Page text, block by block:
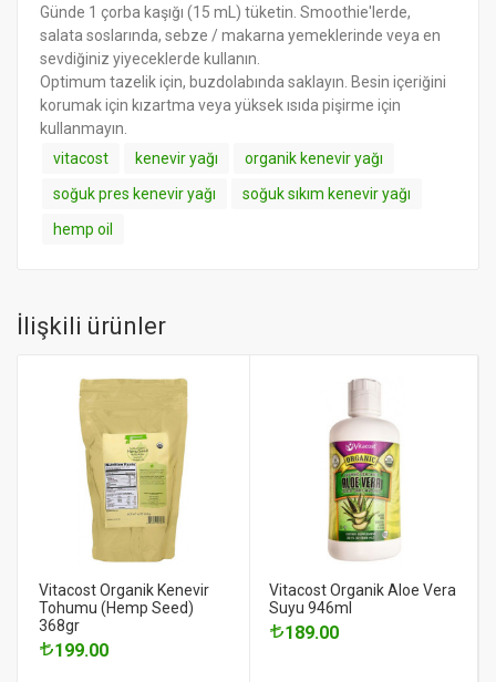
Günde 1 çorba kaşığı (15 mL) tüketin. Smoothie'lerde,
salata soslarında, sebze / makarna yemeklerinde veya en
sevdiğiniz yiyeceklerde kullanın.
Optimum tazelik için, buzdolabında saklayın. Besin içeriğini
korumak için kızartma veya yüksek ısıda pişirme için
kullanmayın.
vitacost
kenevir yağı
organik kenevir yağı
soğuk pres kenevir yağı
soğuk sıkım kenevir yağı
hemp oil
İlişkili ürünler
Vitacost Organik Kenevir
Tohumu (Hemp Seed)
368gr
199.00
Vitacost Organik Aloe Vera
Suyu 946ml
189.00